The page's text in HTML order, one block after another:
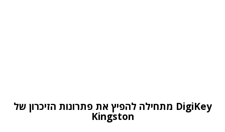
DigiKey מתחילה להפיץ את פתרונות הזיכרון של
Kingston